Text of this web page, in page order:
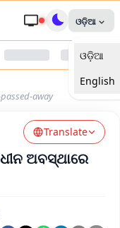
ଓଡ଼ିଆ
ଓଡ଼ିଆ
English
away
Translate
ଅବସ୍ଥାରେ